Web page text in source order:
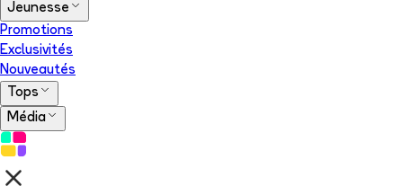
Jeunesse
Promotions
Exclusivités
Nouveautés
Tops
Média